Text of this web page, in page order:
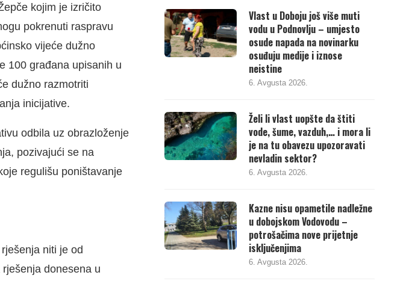
kojim je izričito
pokrenuti raspravu
vijeće dužno
100 građana upisanih u
dužno razmotriti
inicijative.
odbila uz obrazloženje
pozivajući se na
regulišu poništavanje
niti je od
donesena u
Vlast u Doboju još više muti
vodu u Podnovlju – umjesto
osude napada na novinarku
osuđuju medije i iznose
neistine
6. Avgusta 2026.
Želi li vlast uopšte da štiti
vode, šume, vazduh,… i mora li
je na tu obavezu upozoravati
nevladin sektor?
6. Avgusta 2026.
Kazne nisu opametile nadležne
u dobojskom Vodovodu –
potrošačima nove prijetnje
isključenjima
6. Avgusta 2026.